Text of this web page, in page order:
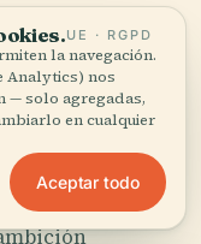
sitúa la gran
hacia 1487,
reformó una
de
solar vacío. El
UE · RGPD
la navegación.
Analytics) nos
— solo agregadas,
en cualquier
Aceptar todo